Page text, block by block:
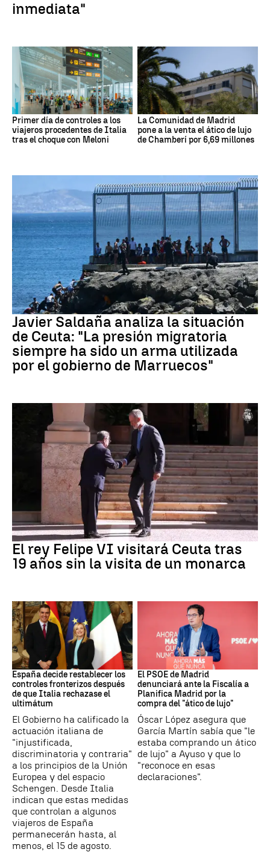
inmediata"
Primer día de controles a los
viajeros procedentes de Italia
tras el choque con Meloni
La Comunidad de Madrid
pone a la venta el ático de lujo
de Chamberí por 6,69 millones
Crisis migratoria Ceuta
Javier Saldaña analiza la situación
de Ceuta: "La presión migratoria
siempre ha sido un arma utilizada
por el gobierno de Marruecos"
Crisis Migratoria
El rey Felipe VI visitará Ceuta tras
19 años sin la visita de un monarca
CRISIS MIGRATORIA
España decide restablecer los
controles fronterizos después
de que Italia rechazase el
ultimátum
El Gobierno ha calificado la
actuación italiana de
"injustificada,
discriminatoria y contraria"
a los principios de la Unión
Europea y del espacio
Schengen. Desde Italia
indican que estas medidas
que controlan a algunos
viajeros de España
permanecerán hasta, al
menos, el 15 de agosto.
PSOE MADRID
El PSOE de Madrid
denunciará ante la Fiscalía a
Planifica Madrid por la
compra del "ático de lujo"
Óscar López asegura que
García Martín sabía que "le
estaba comprando un ático
de lujo" a Ayuso y que lo
"reconoce en esas
declaraciones".